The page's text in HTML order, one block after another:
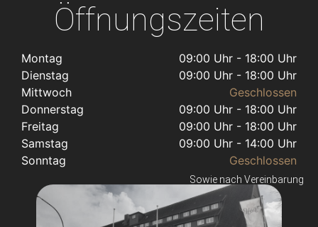
Öffnungszeiten
Montag
09:00 Uhr - 18:00 Uhr
Dienstag
09:00 Uhr - 18:00 Uhr
Mittwoch
Geschlossen
Donnerstag
09:00 Uhr - 18:00 Uhr
Freitag
09:00 Uhr - 18:00 Uhr
Samstag
09:00 Uhr - 14:00 Uhr
Sonntag
Geschlossen
Sowie nach Vereinbarung